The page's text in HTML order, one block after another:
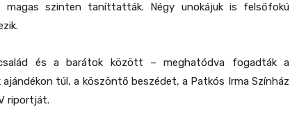
magas szinten taníttatták. Négy unokájuk is felsőfokú
és a barátok között – meghatódva fogadták a
túl, a köszöntő beszédet, a Patkós Irma Színház
riportját.